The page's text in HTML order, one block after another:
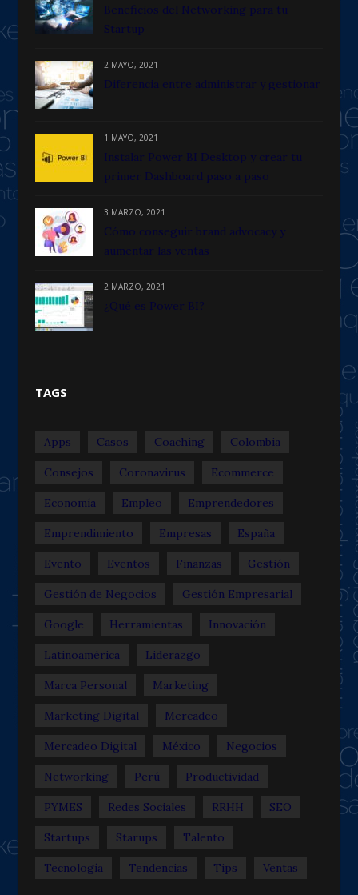
Beneficios del Networking para tu
Startup
2 MAYO, 2021
Diferencia entre administrar y gestionar
1 MAYO, 2021
Instalar Power BI Desktop y crear tu
primer Dashboard paso a paso
3 MARZO, 2021
Cómo conseguir brand advocacy y
aumentar las ventas
2 MARZO, 2021
¿Qué es Power BI?
TAGS
Apps Casos Coaching Colombia
Consejos Coronavirus Ecommerce
Economía Empleo Emprendedores
Emprendimiento Empresas España
Evento Eventos Finanzas Gestión
Gestión de Negocios Gestión Empresarial
Google Herramientas Innovación
Latinoamérica Liderazgo
Marca Personal Marketing
Marketing Digital Mercadeo
Mercadeo Digital México Negocios
Networking Perú Productividad
PYMES Redes Sociales RRHH SEO
Startups Starups Talento
Tecnología Tendencias Tips Ventas